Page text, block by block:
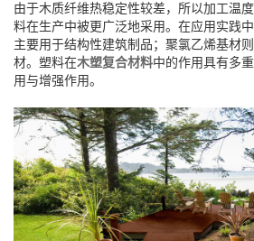
由于木质纤维热稳定性较差，所以加工温
料在生产中被更广泛地采用。在应用实践
主要用于结构性建筑制品；聚氯乙烯基材
材。塑料在木塑复合材料中的作用具有多
用与增强作用。